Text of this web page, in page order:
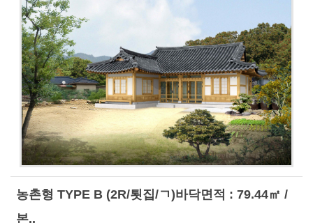
농촌형 TYPE B (2R/툇집/ㄱ)바닥면적 : 79.44㎡ /
본..